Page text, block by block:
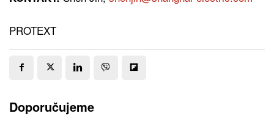
PROTEXT
Doporučujeme